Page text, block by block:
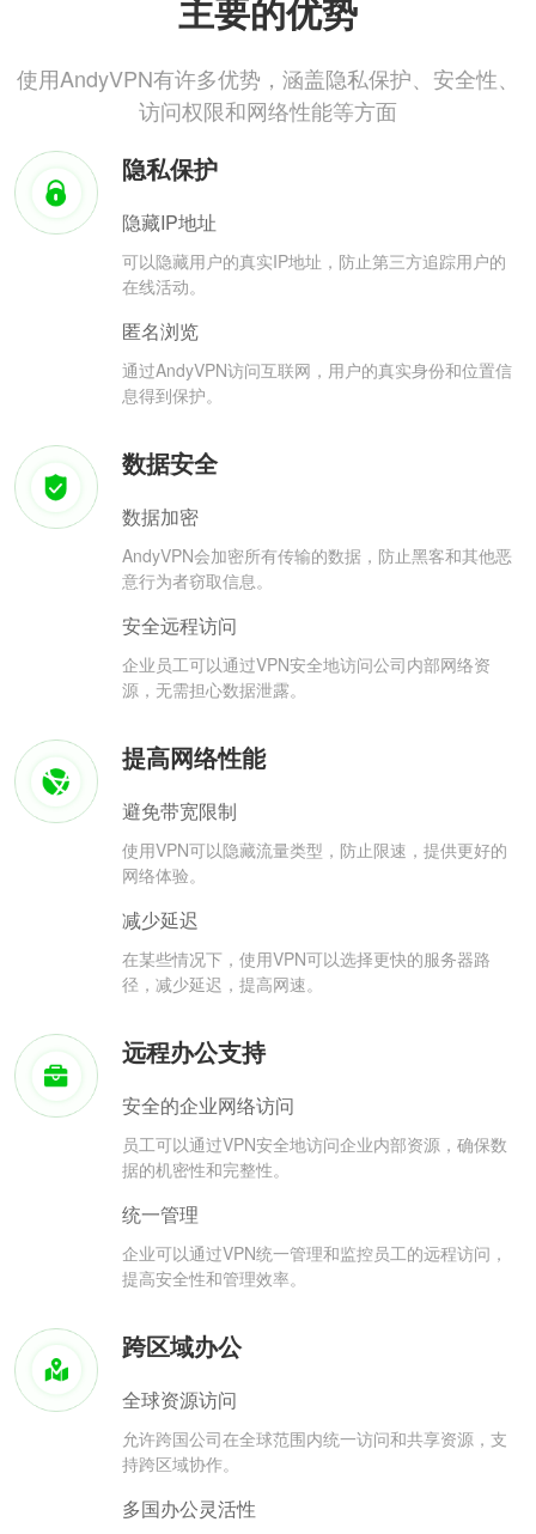
主要的优势
使用AndyVPN有许多优势，涵盖隐私保护、安全性、
访问权限和网络性能等方面
隐私保护
隐藏IP地址
可以隐藏用户的真实IP地址，防止第三方追踪用户的
在线活动。
匿名浏览
通过AndyVPN访问互联网，用户的真实身份和位置信
息得到保护。
数据安全
数据加密
AndyVPN会加密所有传输的数据，防止黑客和其他恶
意行为者窃取信息。
安全远程访问
企业员工可以通过VPN安全地访问公司内部网络资
源，无需担心数据泄露。
提高网络性能
避免带宽限制
使用VPN可以隐藏流量类型，防止限速，提供更好的
网络体验。
减少延迟
在某些情况下，使用VPN可以选择更快的服务器路
径，减少延迟，提高网速。
远程办公支持
安全的企业网络访问
员工可以通过VPN安全地访问企业内部资源，确保数
据的机密性和完整性。
统一管理
企业可以通过VPN统一管理和监控员工的远程访问，
提高安全性和管理效率。
跨区域办公
全球资源访问
允许跨国公司在全球范围内统一访问和共享资源，支
持跨区域协作。
多国办公灵活性